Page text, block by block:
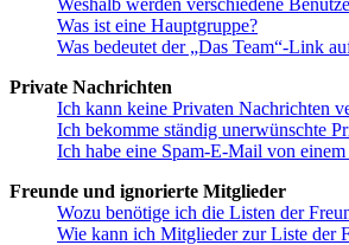
Was ist eine Hauptgruppe?
Was bedeutet der „Das Team“-Link
Private Nachrichten
Ich kann keine Privaten Nachrichten
Ich bekomme ständig unerwünschte
Ich habe eine Spam-E-Mail von
Freunde und ignorierte Mitglieder
Wozu benötige ich die Listen der
Wie kann ich Mitglieder zur Liste der